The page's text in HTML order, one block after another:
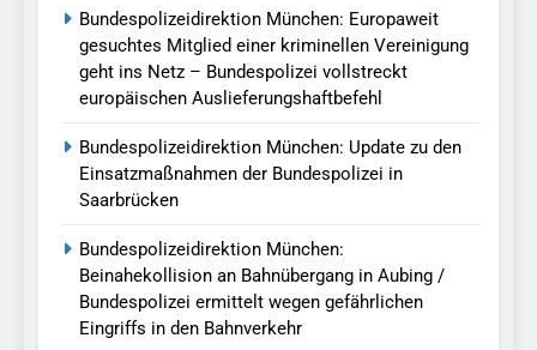
Bundespolizeidirektion München: Europaweit
gesuchtes Mitglied einer kriminellen Vereinigung
geht ins Netz – Bundespolizei vollstreckt
europäischen Auslieferungshaftbefehl
Bundespolizeidirektion München: Update zu den
Einsatzmaßnahmen der Bundespolizei in
Saarbrücken
Bundespolizeidirektion München:
Beinahekollision an Bahnübergang in Aubing /
Bundespolizei ermittelt wegen gefährlichen
Eingriffs in den Bahnverkehr